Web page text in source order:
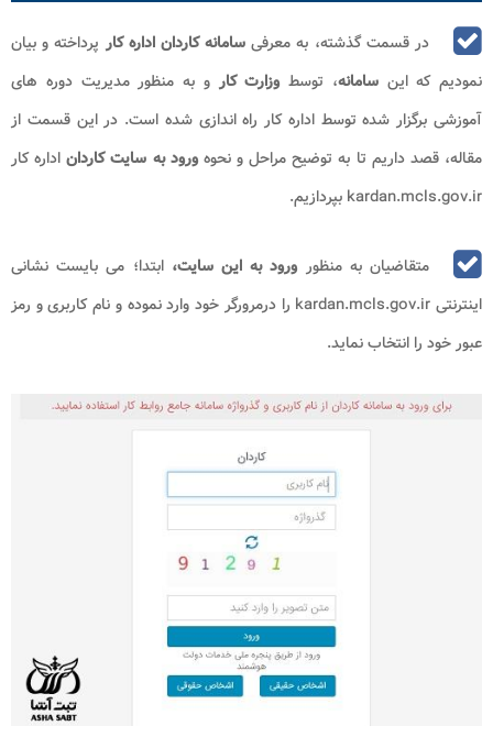
در قسمت گذشته، به معرفی سامانه کاردان اداره کارپرداخته و بیان
نمودیم که اینسامانه، توسط وزارت کارو به منظور مدیریت دوره های
آموزشی برگزار شده توسط اداره کار راه اندازی شده است. در این قسمت از
مقاله، قصد داریم تا به توضیح مراحل و نحوه ورود به سایت کاردان اداره کار
kardan.mcls.gov.ir بپردازیم.
متقاضیان به منظور ورود به این سایت، ابتدا؛ می بایست نشانی
اینترنتی kardan.mcls.gov.ir را درمرورگر خود وارد نموده و نام کاربری و رمز
عبور خود را انتخاب نماید.